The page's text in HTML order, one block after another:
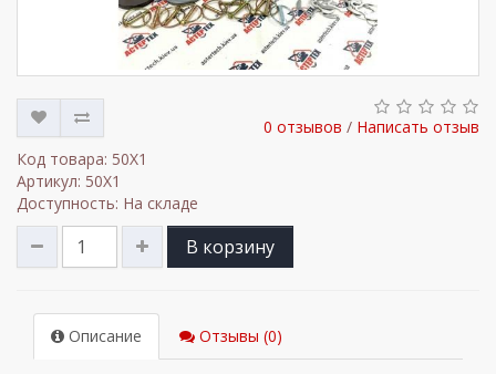
0 отзывов / Написать отзыв
Код товара: 50X1
Артикул: 50X1
Доступность: На складе
В корзину
Описание Отзывы (0)